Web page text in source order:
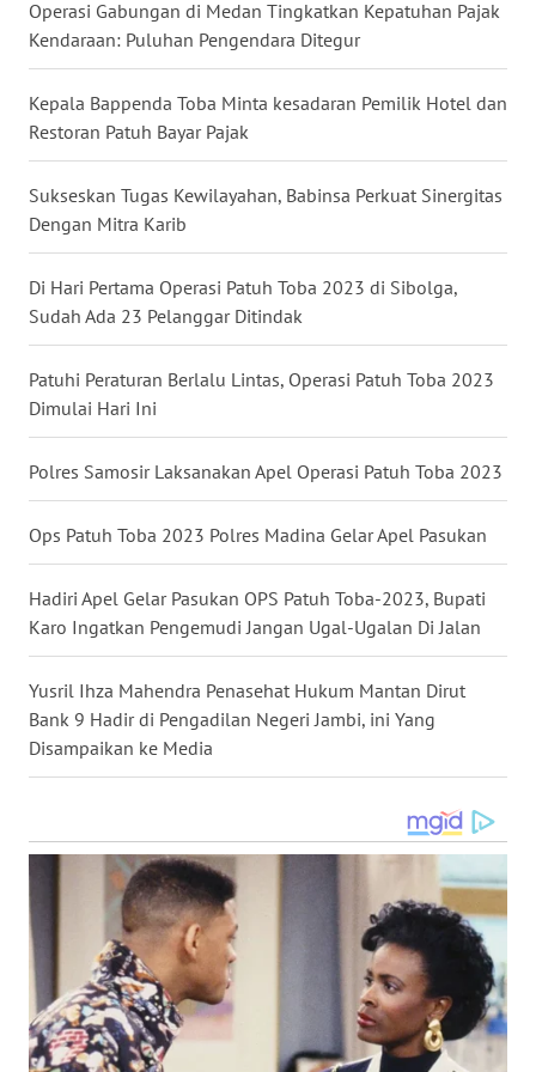
Operasi Gabungan di Medan Tingkatkan Kepatuhan Pajak
Kendaraan: Puluhan Pengendara Ditegur
Kepala Bappenda Toba Minta kesadaran Pemilik Hotel dan
Restoran Patuh Bayar Pajak
Sukseskan Tugas Kewilayahan, Babinsa Perkuat Sinergitas
Dengan Mitra Karib
Di Hari Pertama Operasi Patuh Toba 2023 di Sibolga,
Sudah Ada 23 Pelanggar Ditindak
Patuhi Peraturan Berlalu Lintas, Operasi Patuh Toba 2023
Dimulai Hari Ini
Polres Samosir Laksanakan Apel Operasi Patuh Toba 2023
Ops Patuh Toba 2023 Polres Madina Gelar Apel Pasukan
Hadiri Apel Gelar Pasukan OPS Patuh Toba-2023, Bupati
Karo Ingatkan Pengemudi Jangan Ugal-Ugalan Di Jalan
Yusril Ihza Mahendra Penasehat Hukum Mantan Dirut
Bank 9 Hadir di Pengadilan Negeri Jambi, ini Yang
Disampaikan ke Media
WN
WN
JATIM
WN
BALI
WN
KALBAR
WN
KALTENG
WN
KALTARA
KALSEL
WN
WN
WN
GORONTALO
WN
SULUT